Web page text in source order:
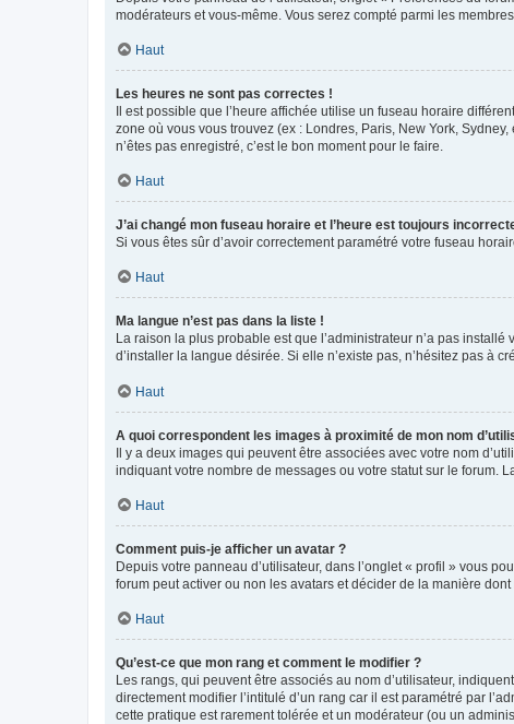
modérateurs et vous-même. Vous serez compté parmi les
Haut
Les heures ne sont pas correctes !
Il est possible que l’heure affichée utilise un fuseau horaire
zone où vous vous trouvez (ex : Londres, Paris, New York,
n’êtes pas enregistré, c’est le bon moment pour le faire.
Haut
J’ai changé mon fuseau horaire et l’heure est toujours
Si vous êtes sûr d’avoir correctement paramétré votre fuseau
Haut
Ma langue n’est pas dans la liste !
La raison la plus probable est que l’administrateur n’a pas
d’installer la langue désirée. Si elle n’existe pas, n’hésitez pas à
Haut
A quoi correspondent les images à proximité de mon nom
Il y a deux images qui peuvent être associées avec votre nom
indiquant votre nombre de messages ou votre statut sur le forum.
Haut
Comment puis-je afficher un avatar ?
Depuis votre panneau d’utilisateur, dans l’onglet « profil » vous
forum peut activer ou non les avatars et décider de la manière
Haut
Qu’est-ce que mon rang et comment le modifier ?
Les rangs, qui peuvent être associés au nom d’utilisateur,
directement modifier l’intitulé d’un rang car il est paramétré par
cette pratique est rarement tolérée et un modérateur (ou un